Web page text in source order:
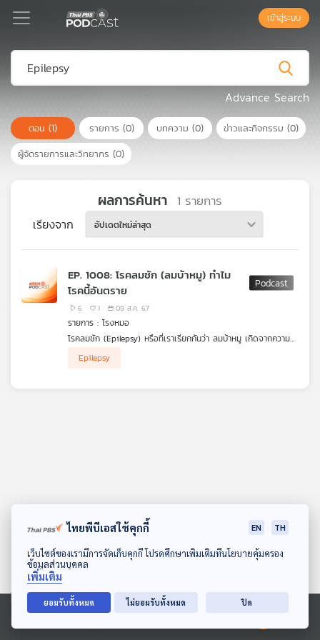
Podcast
เพล
ย์
ลิ
เพล
สต์
และ
เกี่ยว
ดาวน์โหลด Thai PBS Podcast Application
Ⓒ 2020 องค์การกระจายเสียงและแพร่ภาพสาธารณะแห่งประเทศไทย
เข้าสู่ระบบ
Advance Search
ตอน (1) รายการ (0) บทความ (0) ข่าวและกิจกรรม (0)
ผู้จัดรายการและวิทยากร (0)
ผลการค้นหา 1 รายการ
เรียงจาก อัปเดตใหม่ล่าสุด
EP. 1008: โรคลมชัก (ลมบ้าหมู) ทำไม
โรคนี้อันตราย
6 1 09 ส.ค. 67
รายการ : โรงหมอ
โรคลมชัก (Epilepsy) หรือที่เราเรียกกันว่า ลมบ้าหมู เกิดจากความ
กระตุก น้ำตาไหล ไม่รู้สึกตัว พบได้ทุกเพศทุกวัย ซึ่งแบ่งได้ 2
ของโรคนี้คือ #ภาวะสมองขาดออกซิเจน และอุบัติเหตุบนท้องถนน
Epilepsy
ไทยพีบีเอสใช้คุกกี้ EN TH
เว็บไซต์ของเรามีการจัดเก็บคุกกี้ โปรดศึกษาเพิ่มเติมที่นโยบายคุ้มครอง
ข้อมูลส่วนบุคคล
เพิ่มเติม
ยอมรับทั้งหมด ไม่ยอมรับทั้งหมด ปิด